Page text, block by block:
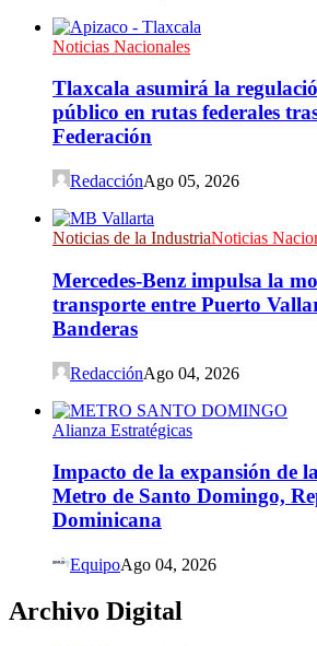
Noticias Nacionales
Tlaxcala asumirá la
público en rutas federales
Federación
RedacciónAgo 05, 2026
Noticias de la IndustriaNoticias
Mercedes-Benz impulsa la
transporte entre Puerto
Banderas
RedacciónAgo 04, 2026
Alianza Estratégicas
Impacto de la expansión de
Metro de Santo Domingo,
Dominicana
EquipoAgo 04, 2026
Archivo Digital